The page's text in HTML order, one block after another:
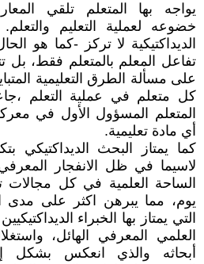
يواجه بها المتعلم تلقي
خضوعه لعملية التعليم
الديداكتيكية لا تركز -كما هو
تفاعل المعلم بالمتعلم فقط، بل
على مسألة الطرق التعليمية
كل متعلم في عملية التعلم
المتعلم المسؤول الأول في
أي مادة تعليمية.
كما يمتاز البحث الديداكتيكي
لاسيما في ظل الانفجار
الساحة العلمية في كل مجالات
يوم، مما يبرهن اكثر على مدى
التي يمتاز بها الخبراء
العلمي المعرفي الهائل،
أبحاثه والذي انعكس بشكل